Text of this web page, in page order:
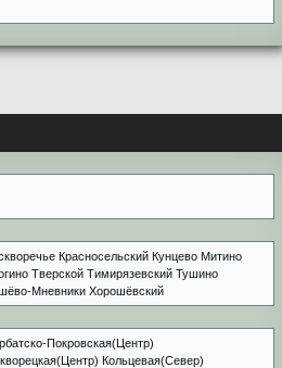
Красносельский Кунцево Митино
Тверской Тимирязевский Тушино
Мневники Хорошёвский
Покровская(Центр)
Кольцевая(Север)